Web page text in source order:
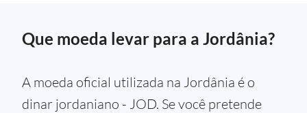
Que moeda levar para a Jordânia?
A moeda oficial utilizada na Jordânia é o
dinar jordaniano - JOD. Se você pretende